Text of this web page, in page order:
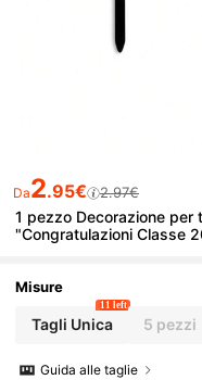
Da2.95€ 2.97€
1 pezzo Decorazione per
"Congratulazioni Classe
Misure
Tagli Unica
11 left
5 pezzi
Guida alle taglie